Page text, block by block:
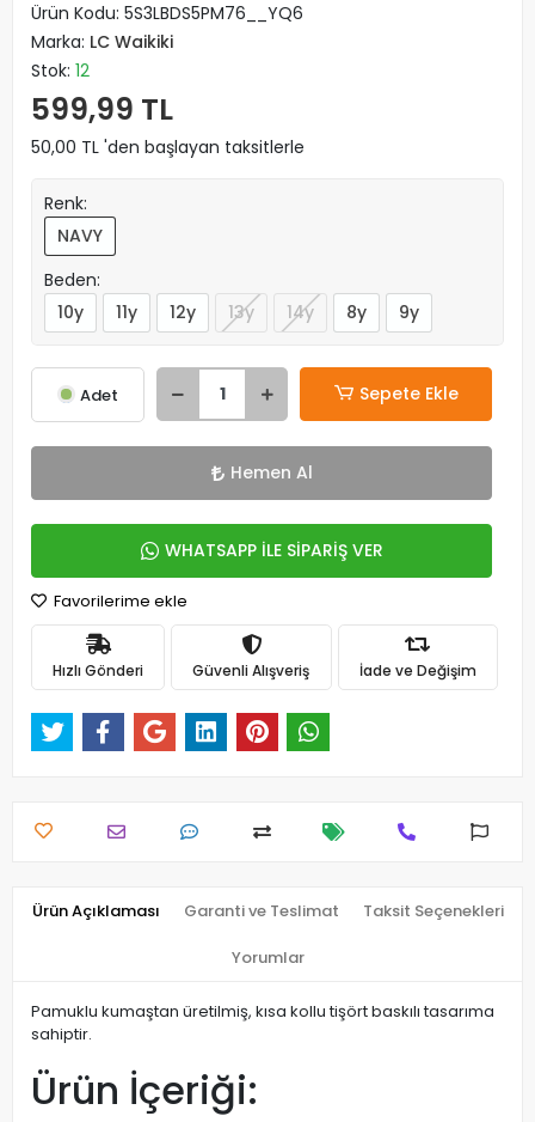
Ürün Kodu: 5S3LBDS5PM76__YQ6
Marka: LC Waikiki
Stok: 12
599,99 TL
50,00 TL 'den başlayan taksitlerle
Renk:
NAVY
Beden:
10y
11y 12y 13y 14y 8y 9y
Adet Sepete Ekle
Hemen Al
WHATSAPP İLE SİPARİŞ VER
Favorilerime ekle
Hızlı Gönderi Güvenli Alışveriş İade ve Değişim
Ürün Açıklaması Garanti ve Teslimat Taksit Seçenekleri
Yorumlar
Pamuklu kumaştan üretilmiş, kısa kollu tişört baskılı tasarıma
sahiptir.
Ürün İçeriği: